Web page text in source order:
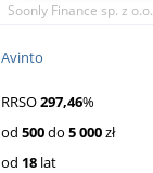
Soonly Finance sp. z o.o.
Avinto
RRSO297,46%
od 500do 5 000zł
od 18 lat